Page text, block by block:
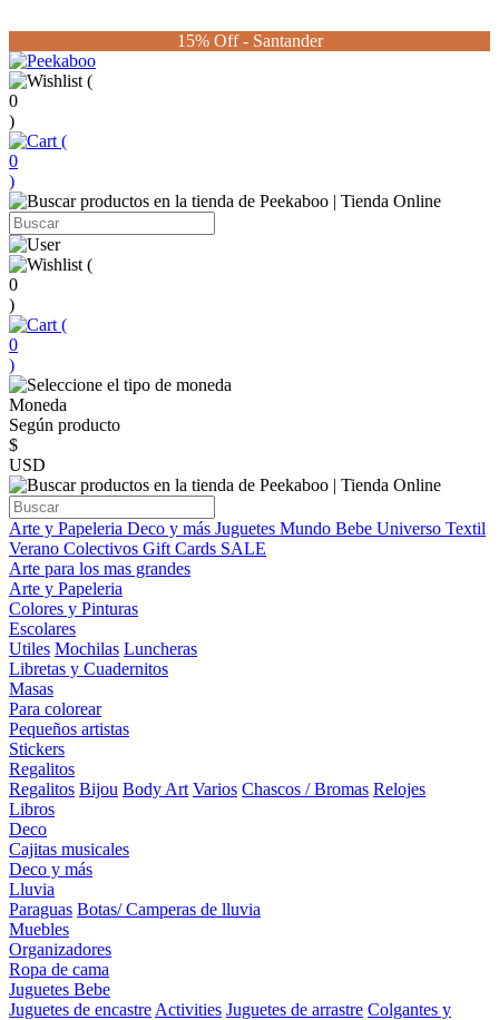
15% Off - Santander
(
0
)
(
0
)
(
0
)
(
0
)
Moneda
Según producto
$
USD
Arte y Papeleria Deco y más Juguetes Mundo Bebe Universo Textil
Verano Colectivos Gift Cards SALE
Arte para los mas grandes
Arte y Papeleria
Colores y Pinturas
Escolares
Utiles Mochilas Luncheras
Libretas y Cuadernitos
Masas
Para colorear
Pequeños artistas
Stickers
Regalitos
Regalitos Bijou Body Art Varios Chascos / Bromas Relojes
Libros
Deco
Cajitas musicales
Deco y más
Lluvia
Paraguas Botas/ Camperas de lluvia
Muebles
Organizadores
Ropa de cama
Juguetes Bebe
Juguetes de encastre Activities Juguetes de arrastre Colgantes y